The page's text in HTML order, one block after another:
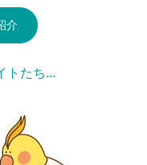
介
トたち...